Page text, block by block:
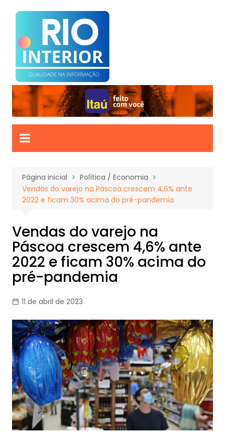
para
conteúdo
Página inicial
Política / Economia
Vendas do varejo na Páscoa crescem 4,6% ante
2022 e ficam 30% acima do pré-pandemia
Vendas do varejo na
Páscoa crescem 4,6% ante
2022 e ficam 30% acima do
pré-pandemia
11 de abril de 2023